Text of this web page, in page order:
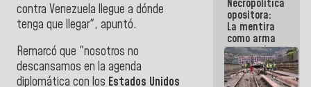
contra Venezuela llegue a dónde
tenga que llegar", apuntó.
Remarcó que "nosotros no
descansamos en la agenda
diplomática con los Estados Unidos
en La Guaira
Necropolítica
opositora:
La mentira
como arma
contra el
Pueblo